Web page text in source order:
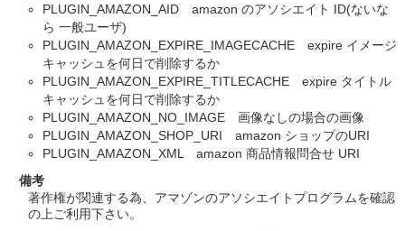
PLUGIN_AMAZON_AID amazon のアソシエイト ID(ないな
ら 一般ユーザ)
PLUGIN_AMAZON_EXPIRE_IMAGECACHE expire イメージ
キャッシュを何日で削除するか
PLUGIN_AMAZON_EXPIRE_TITLECACHE expire タイトル
キャッシュを何日で削除するか
PLUGIN_AMAZON_NO_IMAGE 画像なしの場合の画像
PLUGIN_AMAZON_SHOP_URI amazon ショップのURI
PLUGIN_AMAZON_XML amazon 商品情報問合せ URI
備考
著作権が関連する為、アマゾンのアソシエイトプログラムを確認
の上ご利用下さい。